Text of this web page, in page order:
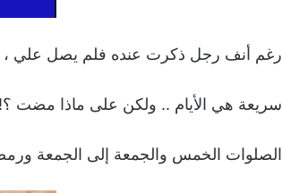
رغم أنف رجل ذكرت عنده فلم يصل علي ،
سريعة هي الأيام .. ولكن على ماذا مضت ؟!
الصلوات الخمس والجمعة إلى الجمعة